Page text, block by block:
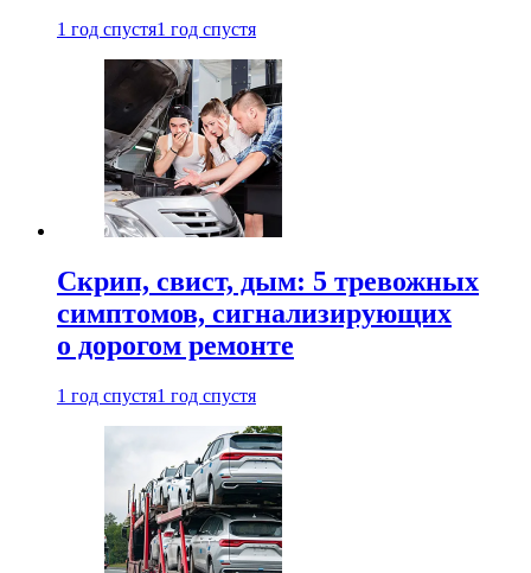
1 год спустя1 год спустя
Скрип, свист, дым: 5 тревожных
симптомов, сигнализирующих
о дорогом ремонте
1 год спустя1 год спустя